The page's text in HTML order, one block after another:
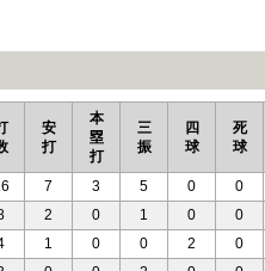
安
打
本
塁
打
三
振
四
球
死
球
7 3 5 0 0
2 0 1 0 0
1 0 0 2 0